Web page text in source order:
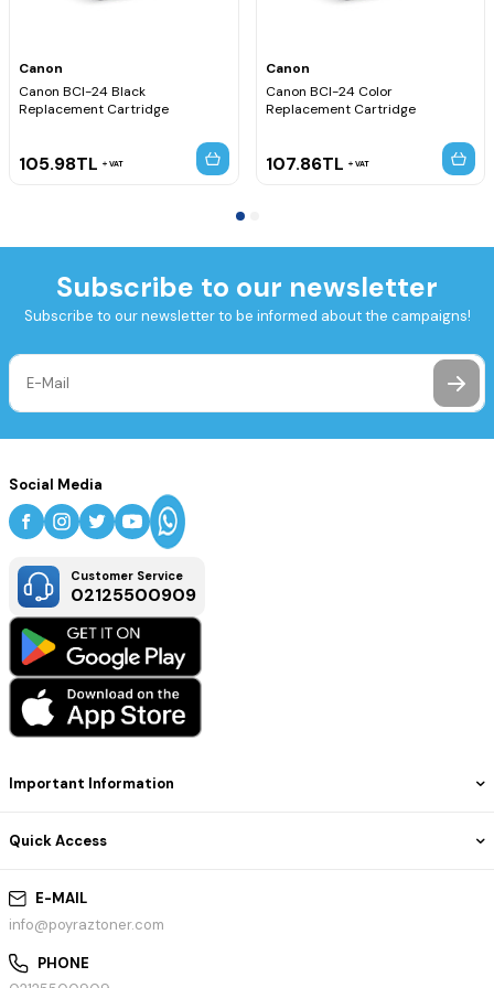
Canon
Canon BCI-24 Black
Replacement Cartridge
105.98TL VAT
Canon
Canon BCI-24 Color
Replacement Cartridge
107.86TL VAT
Subscribe to our newsletter
Subscribe to our newsletter to be informed about the campaigns!
E-MAIL
info@poyraztoner.com
PHONE
Important Information
Quick Access
Social Media
Customer Service
02125500909